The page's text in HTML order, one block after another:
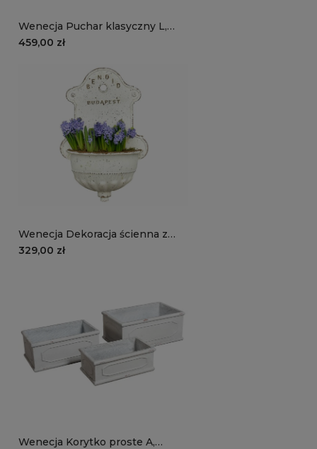
Wenecja Puchar klasyczny L,
stylizowana duża osłonka
459,00 zł
Wenecja Dekoracja ścienna z
metalu, osłonka
329,00 zł
Wenecja Korytko proste A,